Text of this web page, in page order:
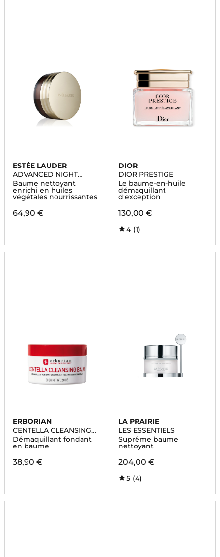
ESTÉE LAUDER
ADVANCED NIGHT
REPAIR
Baume nettoyant
enrichi en huiles
végétales nourrissantes
64,90 €
DIOR
DIOR PRESTIGE
Le baume-en-huile
démaquillant
d'exception
130,00 €
4 (1)
ERBORIAN
CENTELLA CLEANSING
BALM
Démaquillant fondant
en baume
38,90 €
LA PRAIRIE
LES ESSENTIELS
Suprême baume
nettoyant
204,00 €
5 (4)